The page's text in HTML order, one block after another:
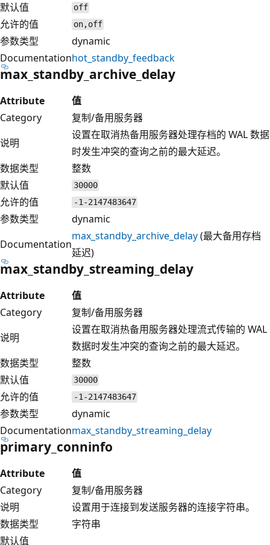
默认值
off
允许的值 on,off
参数类型
dynamic
Documentationhot_standby_feedback
max_standby_archive_delay
Attribute
值
Category
复制/备用服务器
说明
设置在取消热备用服务器处理存档的 WAL 数据
时发生冲突的查询之前的最大延迟。
数据类型
整数
默认值
30000
允许的值 -1-2147483647
参数类型
dynamic
Documentation
max_standby_archive_delay(最大备用存档
延迟)
max_standby_streaming_delay
Attribute
值
Category
复制/备用服务器
说明
设置在取消热备用服务器处理流式传输的 WAL
数据时发生冲突的查询之前的最大延迟。
数据类型
整数
默认值
30000
允许的值 -1-2147483647
参数类型
dynamic
Documentationmax_standby_streaming_delay
primary_conninfo
Attribute
值
Category
复制/备用服务器
说明
设置用于连接到发送服务器的连接字符串。
数据类型
字符串
默认值